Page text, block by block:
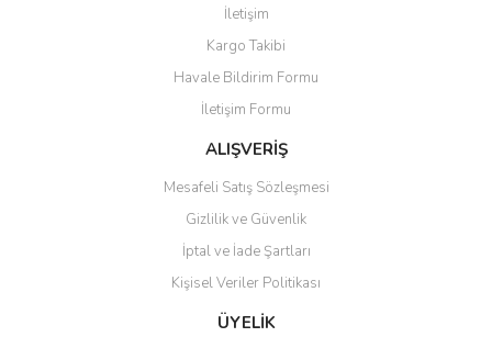
İletişim
Kargo Takibi
Havale Bildirim Formu
İletişim Formu
ALIŞVERİŞ
Mesafeli Satış Sözleşmesi
Gizlilik ve Güvenlik
İptal ve İade Şartları
Kişisel Veriler Politikası
ÜYELİK